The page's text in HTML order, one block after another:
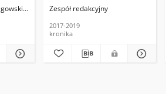
Tomasz Red.Zespół redakcyjny
2017-2019
kronika